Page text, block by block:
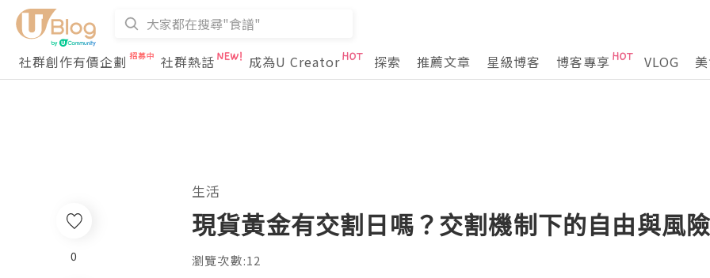
社群創作有價企劃 社群熱話 成為U Creator 探索 推薦文章 星級博客 博客專享 VLOG
生活
現貨黃金有交割日嗎？交割機制下的自由與風
瀏覽次數:12
0